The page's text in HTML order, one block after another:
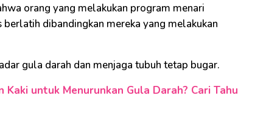
orang yang melakukan program menari
dibandingkan mereka yang melakukan
gula darah dan menjaga tubuh tetap bugar.
Kaki untuk Menurunkan Gula Darah? Cari Tahu